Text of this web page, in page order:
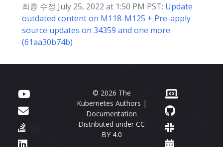
최종 수정 July 25, 2022 at 1:50 PM PST: Update
outdated content on M118-M125 + Pre-apply
source updates on 34359 and one more
(61aa30b74b)
© 2026 The
Kubernetes Authors |
Documentation
Distributed under CC
BY 4.0